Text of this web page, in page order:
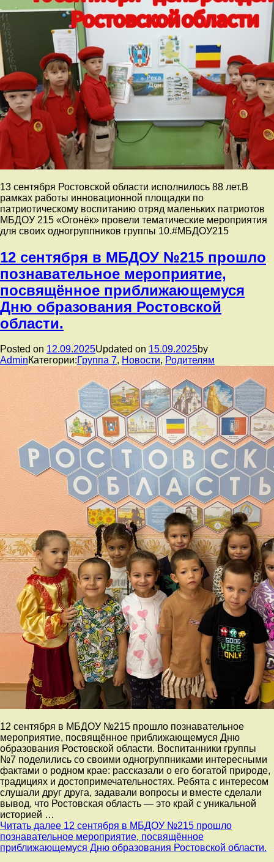
13 сентября Ростовской области исполнилось 88 лет.В
рамках работы инновационной площадки по
патриотическому воспитанию отряд маленьких патриотов
МБДОУ 215 «Огонёк» провели тематические мероприятия
для своих одногруппников группы 10.#МБДОУ215
12 сентября в МБДОУ №215 прошло
познавательное мероприятие,
посвящённое приближающемуся
Дню образования Ростовской
области.
Posted on 12.09.2025Updated on 15.09.2025by
AdminКатегории:Группа 7, Новости, Родителям
12 сентября в МБДОУ №215 прошло познавательное
мероприятие, посвящённое приближающемуся Дню
образования Ростовской области. Воспитанники группы
№7 поделились со своими одногруппниками интересными
фактами о родном крае: рассказали о его богатой природе,
традициях и достопримечательностях. Ребята с интересом
слушали друг друга, задавали вопросы и вместе сделали
вывод, что Ростовская область — это край с уникальной
историей …
Читать далее 12 сентября в МБДОУ №215 прошло
познавательное мероприятие, посвящённое
приближающемуся Дню образования Ростовской области.